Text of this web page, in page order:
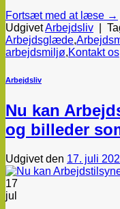
Fortsæt med at læse →
UdgivetArbejdsliv
Arbejdsglæde,
arbejdsmiljø,Kontakt os
Arbejdsliv
Nu kan
og billeder
Udgivet den 17. juli
17
jul